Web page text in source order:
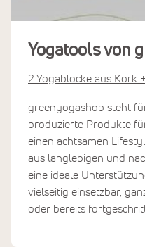
Yogatools von
2 Yogablöcke aus Kork
greenyogashop steht
produzierte Produkte
einen achtsamen
aus langlebigen und
eine ideale
vielseitig einsetzbar,
oder bereits